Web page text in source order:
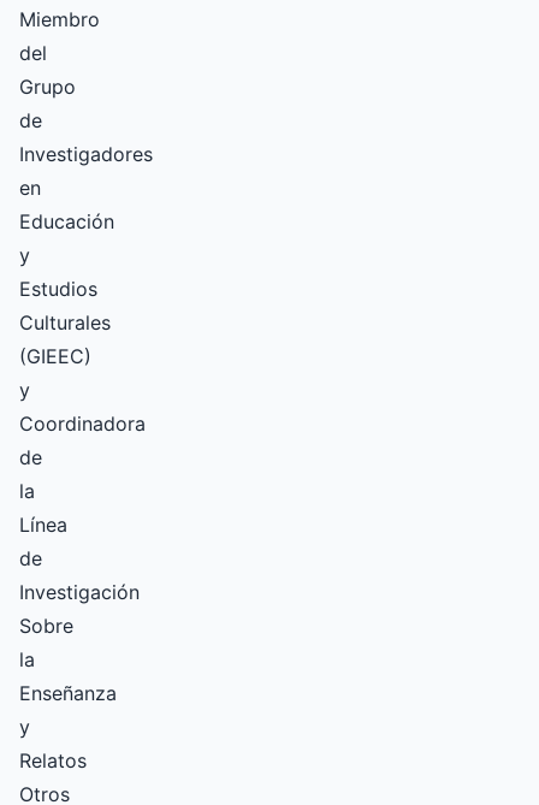
Miembro
del
Grupo
de
Investigadores
en
Educación
y
Estudios
Culturales
(GIEEC)
y
Coordinadora
de
la
Línea
de
Investigación
Sobre
la
Enseñanza
y
Relatos
Otros